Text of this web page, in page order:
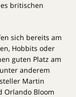
britischen
sich bereits am
Hobbits oder
guten Platz am
anderem
Martin
Orlando Bloom